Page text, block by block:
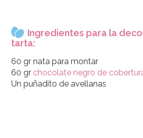
Ingredientes para la
tarta:
60 gr nata para montar
60 gr chocolate negro de
Un puñadito de avellanas